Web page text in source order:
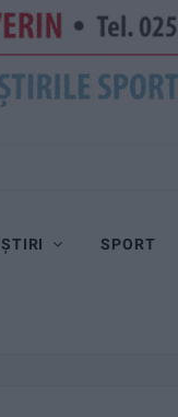
ȘTIRI SPORT